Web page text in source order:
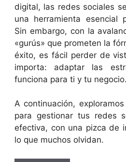
digital, las redes sociales
una herramienta esencial
Sin embargo, con la
«gurús» que prometen la
éxito, es fácil perder de
importa: adaptar las
funciona para ti y tu negocio.
A continuación,
para gestionar tus redes
efectiva, con una pizca de
lo que muchos olvidan.